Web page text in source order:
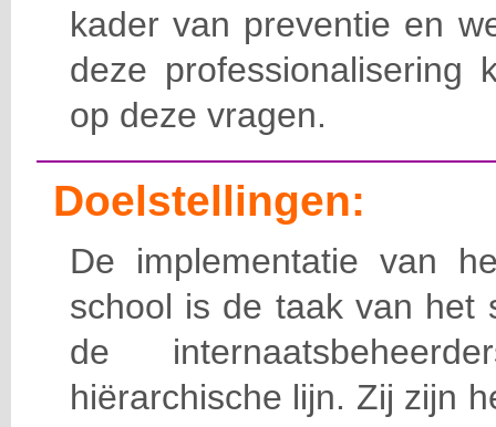
kader van preventie en
deze professionalisering
op deze vragen.
Doelstellingen:
De implementatie van
school is de taak van het
de
hiërarchische lijn. Zij zijn